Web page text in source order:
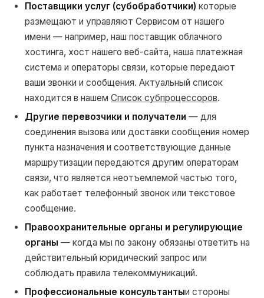
Поставщики услуг (субобработчики) которые
размещают и управляют Сервисом от нашего
имени — например, наш поставщик облачного
хостинга, хост нашего веб-сайта, наша платежная
система и операторы связи, которые передают
ваши звонки и сообщения. Актуальный список
находится в нашем Список субпроцессоров.
Другие перевозчики и получатели — для
соединения вызова или доставки сообщения номер
пункта назначения и соответствующие данные
маршрутизации передаются другим операторам
связи, что является неотъемлемой частью того,
как работает телефонный звонок или текстовое
сообщение.
Правоохранительные органы и регулирующие
органы — когда мы по закону обязаны ответить на
действительный юридический запрос или
соблюдать правила телекоммуникаций.
Профессиональные консультантыи стороны